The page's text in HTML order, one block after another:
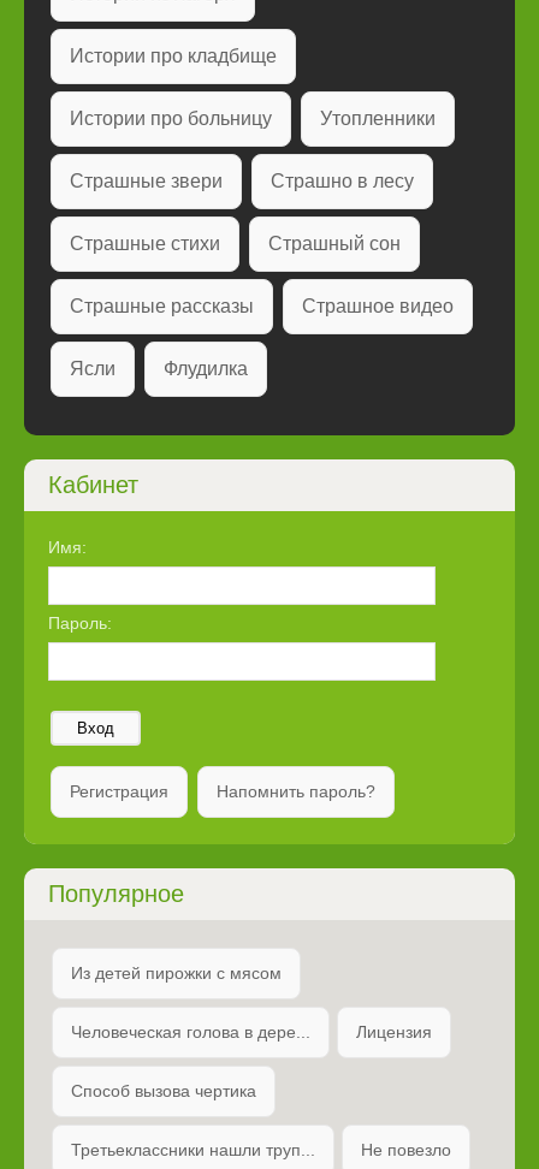
Истории про кладбище
Истории про больницу Утопленники
Страшные звери Страшно в лесу
Страшные стихи Страшный сон
Страшные рассказы Страшное видео
Ясли Флудилка
Кабинет
Имя:
Пароль:
Вход
Регистрация Напомнить пароль?
Популярное
Из детей пирожки с мясом
Человеческая голова в дере... Лицензия
Способ вызова чертика
Третьеклассники нашли труп... Не повезло